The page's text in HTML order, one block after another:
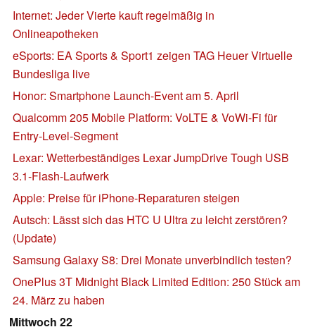
Internet: Jeder Vierte kauft regelmäßig in
Onlineapotheken
eSports: EA Sports & Sport1 zeigen TAG Heuer Virtuelle
Bundesliga live
Honor: Smartphone Launch-Event am 5. April
Qualcomm 205 Mobile Platform: VoLTE & VoWi-Fi für
Entry-Level-Segment
Lexar: Wetterbeständiges Lexar JumpDrive Tough USB
3.1-Flash-Laufwerk
Apple: Preise für iPhone-Reparaturen steigen
Autsch: Lässt sich das HTC U Ultra zu leicht zerstören?
(Update)
Samsung Galaxy S8: Drei Monate unverbindlich testen?
OnePlus 3T Midnight Black Limited Edition: 250 Stück am
24. März zu haben
Mittwoch 22